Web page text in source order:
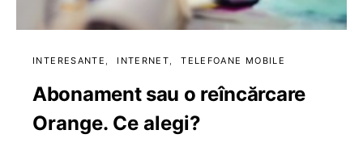
INTERESANTE INTERNET TELEFOANE MOBILE
Abonament sau o reîncărcare
Orange. Ce alegi?